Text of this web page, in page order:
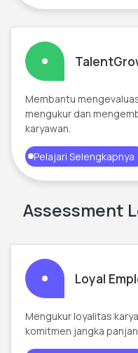
Membantu
mengukur dan
karyawan.
Pelajari Selengkapnya
Assessment
Loyal
Mengukur loyalitas
komitmen jangka